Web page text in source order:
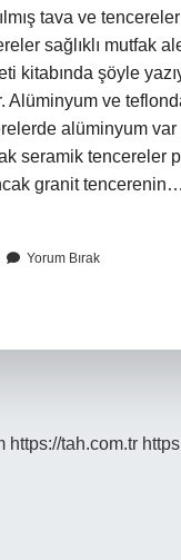
tava ve
sağlıklı mutfak
kitabında şöyle
Alüminyum ve
alüminyum
seramik tencereler
granit tencerenin…
Yorum Bırak
https://tah.com.tr